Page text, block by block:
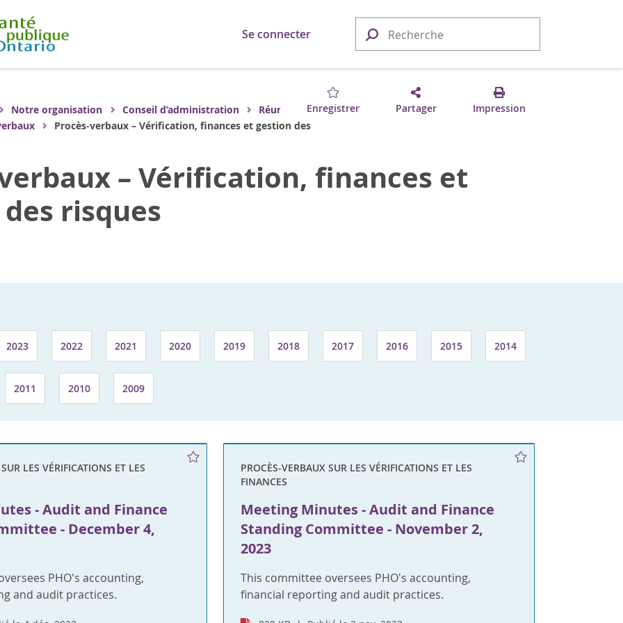
Se connecter
Enregistrer Partager Impression
Notre organisation Conseil d’administration
Réunions
Procès-verbaux – Vérification, finances et gestion des
– Vérification, finances et
risques
2023 2022 2021 2020 2019 2018 2017 2016 2015 2014
2011 2010 2009
LES VÉRIFICATIONS ET LES
- Audit and Finance
- December 4,
PHO's accounting,
and audit practices.
PROCÈS-VERBAUX SUR LES VÉRIFICATIONS ET LES
FINANCES
Meeting Minutes - Audit and Finance
Standing Committee - November 2,
2023
This committee oversees PHO's accounting,
financial reporting and audit practices.